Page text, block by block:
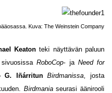
Kuva: The Weinstein Company
Keaton teki näyttävän paluun
sivuosissaRoboCop- ja Need for
G. Iñárritun Birdmanissa , josta
Birdmaniaseurasi äänirooli